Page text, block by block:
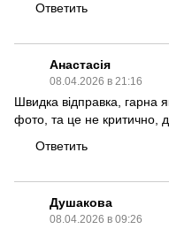
Ответить
Анастасія
08.04.2026 в 21:16
Швидка відправка, гарна
фото, та це не критично,
Ответить
Душакова
08.04.2026 в 09:26